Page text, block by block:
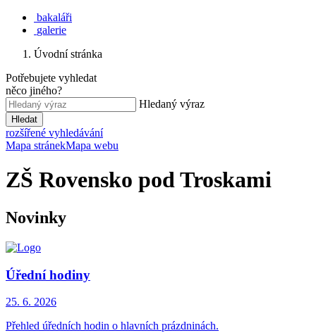
bakaláři
galerie
Úvodní stránka
Potřebujete vyhledat
něco jiného?
Hledaný výraz
Hledat
rozšířené vyhledávání
Mapa stránekMapa webu
ZŠ Rovensko pod Troskami
Novinky
Úřední hodiny
25. 6. 2026
Přehled úředních hodin o hlavních prázdninách.